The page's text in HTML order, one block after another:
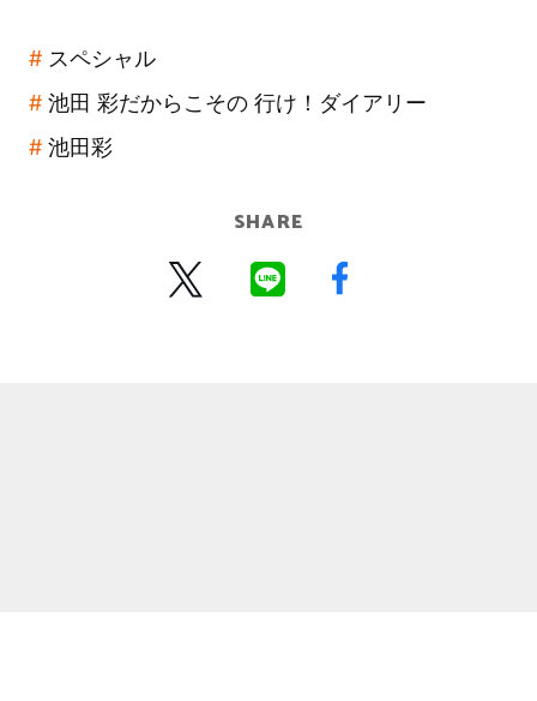
スペシャル
池田 彩だからこその 行け！ダイアリー
池田彩
SHARE